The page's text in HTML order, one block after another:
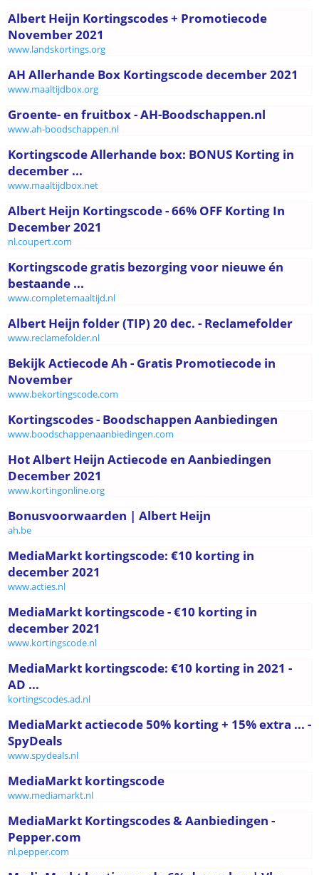
Albert Heijn Kortingscodes + Promotiecode
November 2021
www.landskortings.org
AH Allerhande Box Kortingscode december 2021
www.maaltijdbox.org
Groente- en fruitbox - AH-Boodschappen.nl
www.ah-boodschappen.nl
Kortingscode Allerhande box: BONUS Korting in
december ...
www.maaltijdbox.net
Albert Heijn Kortingscode - 66% OFF Korting In
December 2021
nl.coupert.com
Kortingscode gratis bezorging voor nieuwe én
bestaande ...
www.completemaaltijd.nl
Albert Heijn folder (TIP) 20 dec. - Reclamefolder
www.reclamefolder.nl
Bekijk Actiecode Ah - Gratis Promotiecode in
November
www.bekortingscode.com
Kortingscodes - Boodschappen Aanbiedingen
www.boodschappenaanbiedingen.com
Hot Albert Heijn Actiecode en Aanbiedingen
December 2021
www.kortingonline.org
Bonusvoorwaarden | Albert Heijn
ah.be
MediaMarkt kortingscode: €10 korting in
december 2021
www.acties.nl
MediaMarkt kortingscode - €10 korting in
december 2021
www.kortingscode.nl
MediaMarkt kortingscode: €10 korting in 2021 -
AD ...
kortingscodes.ad.nl
MediaMarkt actiecode 50% korting + 15% extra ... -
SpyDeals
www.spydeals.nl
MediaMarkt kortingscode
www.mediamarkt.nl
MediaMarkt Kortingscodes & Aanbiedingen -
Pepper.com
nl.pepper.com